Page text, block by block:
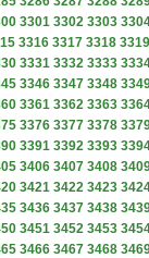
3301 3302 3303
3316 3317 3318 3319
3331 3332 3333
3346 3347 3348
3361 3362 3363
3376 3377 3378
3391 3392 3393
3406 3407 3408
3421 3422 3423
3436 3437 3438
3451 3452 3453
3466 3467 3468